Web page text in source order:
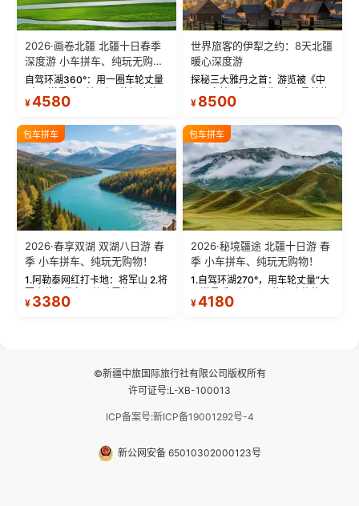
2026·画卷北疆 北疆十日春季
深度游 小车拼车、纯玩无购
物！
自驾环湖360°：用一圈车轮丈量
蓝。 赛湖旅拍：甄选多款风格服
绝美瞬间。 赛湖坦克300跟车视
频：专业摄影师...
¥4580
世界旅客的伊犁之约：8天北疆
暖心深度游
探秘三大雅丹之首：游览被《中
三大雅丹”第一名的克拉玛依魔鬼
瓦人最大村落——禾木村，欣赏
晨雾与小木...
¥ 8500
包车拼车
2026·春享双湖 双湖八日游 春
季 小车拼车、纯玩无购物！
1.阿勒泰网红打卡地：将军山 2.将
军山落日缆车，体验雪都风光 3.
将军山，夕阳派对，蹦迪party 4.
¥ 3380
包车拼车
2026·秘境疆途 北疆十日游 春
季 小车拼车、纯玩无购物！
1.自驾环湖270°，用车轮丈量“大
西洋最后一滴眼泪”的极致蔚蓝，
让雪山、花海与深邃湖水在转弯
¥4180
©新疆中旅国际旅行社有限公司版权所有
许可证号:L-XB-100013
ICP备案号:新ICP备19001292号-4
新公网安备 65010302000123号